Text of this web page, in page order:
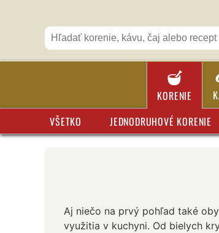
KORENIE
VŠETKO JEDNODRUHOVÉ KORENIE
Aj niečo na prvý pohľad také
využitia v kuchyni. Od bielych